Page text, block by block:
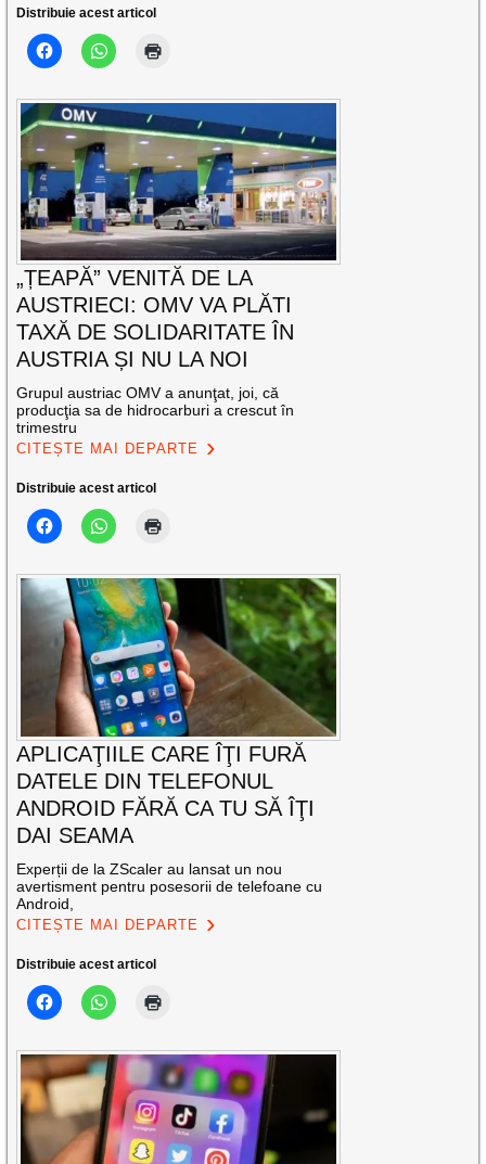
Distribuie acest articol
„ȚEAPĂ” VENITĂ DE LA
AUSTRIECI: OMV VA PLĂTI
TAXĂ DE SOLIDARITATE ÎN
AUSTRIA ȘI NU LA NOI
Grupul austriac OMV a anunţat, joi, că
producţia sa de hidrocarburi a crescut în
trimestru
CITEȘTE MAI DEPARTE
Distribuie acest articol
APLICAŢIILE CARE ÎŢI FURĂ
DATELE DIN TELEFONUL
ANDROID FĂRĂ CA TU SĂ ÎŢI
DAI SEAMA
Experții de la ZScaler au lansat un nou
avertisment pentru posesorii de telefoane cu
Android,
CITEȘTE MAI DEPARTE
Distribuie acest articol